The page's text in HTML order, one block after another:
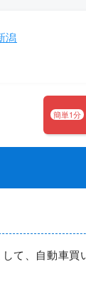
潟
簡単1分
て、自動車買